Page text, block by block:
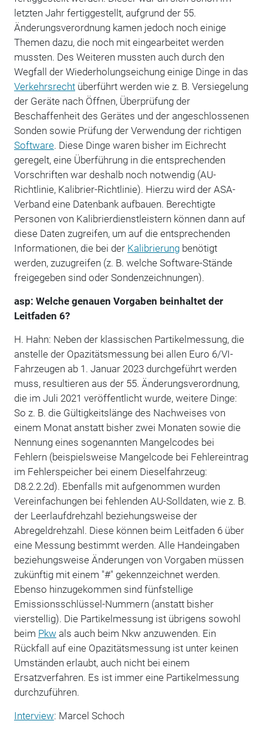
letzten Jahr fertiggestellt, aufgrund der 55.
Änderungsverordnung kamen jedoch noch einige
Themen dazu, die noch mit eingearbeitet werden
mussten. Des Weiteren mussten auch durch den
Wegfall der Wiederholungseichung einige Dinge in das
Verkehrsrechtüberführt werden wie z. B. Versiegelung
der Geräte nach Öffnen, Überprüfung der
Beschaffenheit des Gerätes und der angeschlossenen
Sonden sowie Prüfung der Verwendung der richtigen
Software. Diese Dinge waren bisher im Eichrecht
geregelt, eine Überführung in die entsprechenden
Vorschriften war deshalb noch notwendig (AU-
Richtlinie, Kalibrier-Richtlinie). Hierzu wird der ASA-
Verband eine Datenbank aufbauen. Berechtigte
Personen von Kalibrierdienstleistern können dann auf
diese Daten zugreifen, um auf die entsprechenden
Informationen, die bei der Kalibrierungbenötigt
werden, zuzugreifen (z. B. welche Software-Stände
freigegeben sind oder Sondenzeichnungen).
asp: Welche genauen Vorgaben beinhaltet der
Leitfaden 6?
H. Hahn: Neben der klassischen Partikelmessung, die
anstelle der Opazitätsmessung bei allen Euro 6/VI-
Fahrzeugen ab 1. Januar 2023 durchgeführt werden
muss, resultieren aus der 55. Änderungsverordnung,
die im Juli 2021 veröffentlicht wurde, weitere Dinge:
So z. B. die Gültigkeitslänge des Nachweises von
einem Monat anstatt bisher zwei Monaten sowie die
Nennung eines sogenannten Mangelcodes bei
Fehlern (beispielsweise Mangelcode bei Fehlereintrag
im Fehlerspeicher bei einem Dieselfahrzeug:
D8.2.2.2d). Ebenfalls mit aufgenommen wurden
Vereinfachungen bei fehlenden AU-Solldaten, wie z. B.
der Leerlaufdrehzahl beziehungsweise der
Abregeldrehzahl. Diese können beim Leitfaden 6 über
eine Messung bestimmt werden. Alle Handeingaben
beziehungsweise Änderungen von Vorgaben müssen
zukünftig mit einem "#" gekennzeichnet werden.
Ebenso hinzugekommen sind fünfstellige
Emissionsschlüssel-Nummern (anstatt bisher
vierstellig). Die Partikelmessung ist übrigens sowohl
beim Pkw als auch beim Nkw anzuwenden. Ein
Rückfall auf eine Opazitätsmessung ist unter keinen
Umständen erlaubt, auch nicht bei einem
Ersatzverfahren. Es ist immer eine Partikelmessung
durchzuführen.
Interview: Marcel Schoch